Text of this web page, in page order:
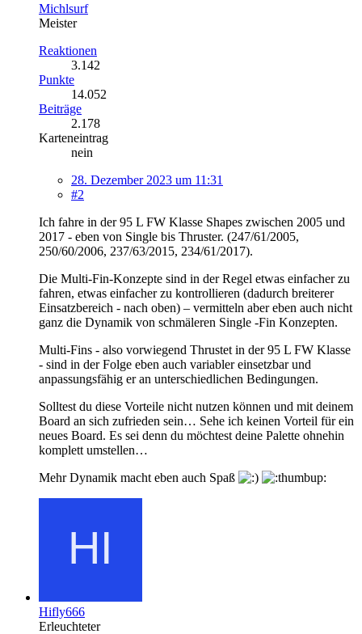
Michlsurf
Meister
Reaktionen
3.142
Punkte
14.052
Beiträge
2.178
Karteneintrag
nein
28. Dezember 2023 um 11:31
#2
Ich fahre in der 95 L FW Klasse Shapes zwischen 2005 und
2017 - eben von Single bis Thruster. (247/61/2005,
250/60/2006, 237/63/2015, 234/61/2017).
Die Multi-Fin-Konzepte sind in der Regel etwas einfacher zu
fahren, etwas einfacher zu kontrollieren (dadurch breiterer
Einsatzbereich - nach oben) – vermitteln aber eben auch nicht
ganz die Dynamik von schmäleren Single -Fin Konzepten.
Multi-Fins - also vorwiegend Thrustet in der 95 L FW Klasse
- sind in der Folge eben auch variabler einsetzbar und
anpassungsfähig er an unterschiedlichen Bedingungen.
Solltest du diese Vorteile nicht nutzen können und mit deinem
Board an sich zufrieden sein… Sehe ich keinen Vorteil für ein
neues Board. Es sei denn du möchtest deine Palette ohnehin
komplett umstellen…
Mehr Dynamik macht eben auch Spaß
Hifly666
Erleuchteter